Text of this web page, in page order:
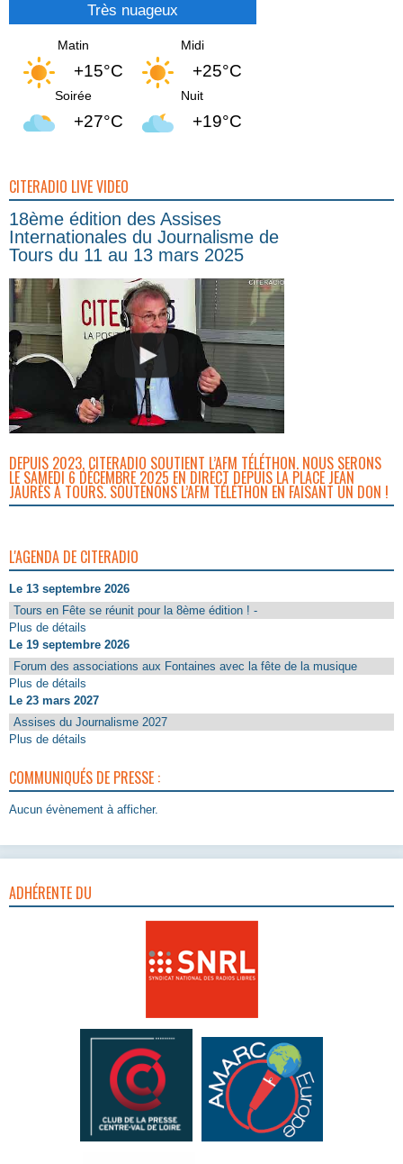
Très nuageux
Matin
+15°C
Midi
+25°C
Soirée
+27°C
Nuit
+19°C
CITERADIO LIVE VIDEO
18ème édition des Assises
Internationales du Journalisme de
Tours du 11 au 13 mars 2025
DEPUIS 2023, CITERADIO SOUTIENT L’AFM TÉLÉTHON. NOUS SERONS
LE SAMEDI 6 DÉCEMBRE 2025 EN DIRECT DEPUIS LA PLACE JEAN
JAURÈS À TOURS. SOUTENONS L’AFM TÉLÉTHON EN FAISANT UN DON !
L'AGENDA DE CITERADIO
Le 13 septembre 2026
Tours en Fête se réunit pour la 8ème édition ! -
Plus de détails
Le 19 septembre 2026
Forum des associations aux Fontaines avec la fête de la musique
Plus de détails
Le 23 mars 2027
Assises du Journalisme 2027
Plus de détails
COMMUNIQUÉS DE PRESSE :
Aucun évènement à afficher.
ADHÉRENTE DU